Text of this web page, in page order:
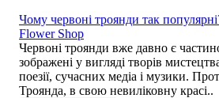
Чому червоні троянди так
Flower Shop
Червоні троянди вже давно є
зображені у вигляді творів
поезії, сучасних медіа і музики.
Троянда, в свою невиліковну красі..